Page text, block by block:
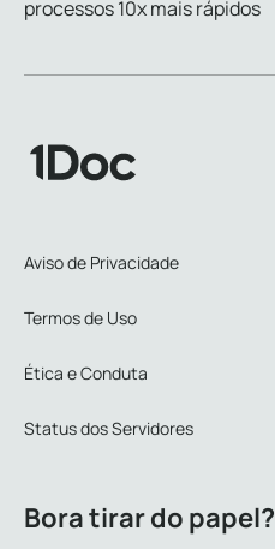
processos 10x mais rápidos
Aviso de Privacidade
Termos de Uso
Ética e Conduta
Status dos Servidores
Bora tirar do papel?